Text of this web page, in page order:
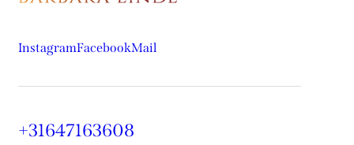
InstagramFacebookMail
+31647163608